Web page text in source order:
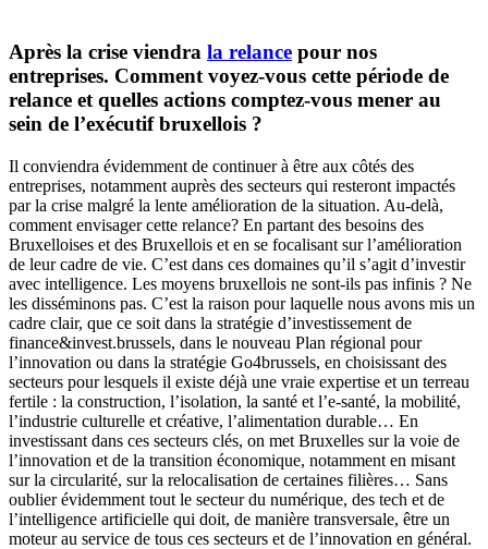
Après la crise viendra la relance pour nos
entreprises. Comment voyez-vous cette période de
relance et quelles actions comptez-vous mener au
sein de l’exécutif bruxellois ?
Il conviendra évidemment de continuer à être aux côtés des
entreprises, notamment auprès des secteurs qui resteront impactés
par la crise malgré la lente amélioration de la situation. Au-delà,
comment envisager cette relance? En partant des besoins des
Bruxelloises et des Bruxellois et en se focalisant sur l’amélioration
de leur cadre de vie. C’est dans ces domaines qu’il s’agit d’investir
avec intelligence. Les moyens bruxellois ne sont-ils pas infinis ? Ne
les disséminons pas. C’est la raison pour laquelle nous avons mis un
cadre clair, que ce soit dans la stratégie d’investissement de
finance&invest.brussels, dans le nouveau Plan régional pour
l’innovation ou dans la stratégie Go4brussels, en choisissant des
secteurs pour lesquels il existe déjà une vraie expertise et un terreau
fertile : la construction, l’isolation, la santé et l’e-santé, la mobilité,
l’industrie culturelle et créative, l’alimentation durable… En
investissant dans ces secteurs clés, on met Bruxelles sur la voie de
l’innovation et de la transition économique, notamment en misant
sur la circularité, sur la relocalisation de certaines filières… Sans
oublier évidemment tout le secteur du numérique, des tech et de
l’intelligence artificielle qui doit, de manière transversale, être un
moteur au service de tous ces secteurs et de l’innovation en général.